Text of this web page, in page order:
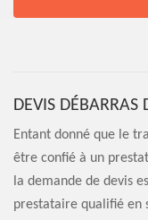
DEVIS DÉBARRAS
Entant donné que le
être confié à un
la demande de devis
prestataire qualifié en